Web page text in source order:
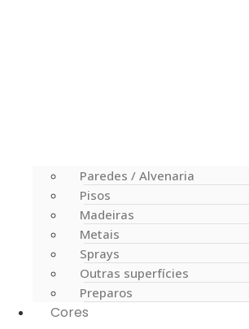
Paredes / Alvenaria
Pisos
Madeiras
Metais
Sprays
Outras superfícies
Preparos
Cores